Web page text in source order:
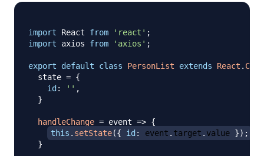
import React from 'react' ;
import
axios from 'axios' ;
export default class PersonList extends React .
  state
= {
id : '' ,
}
handleChange = event => {
this . setState({ id : event . target . value }) ;
}